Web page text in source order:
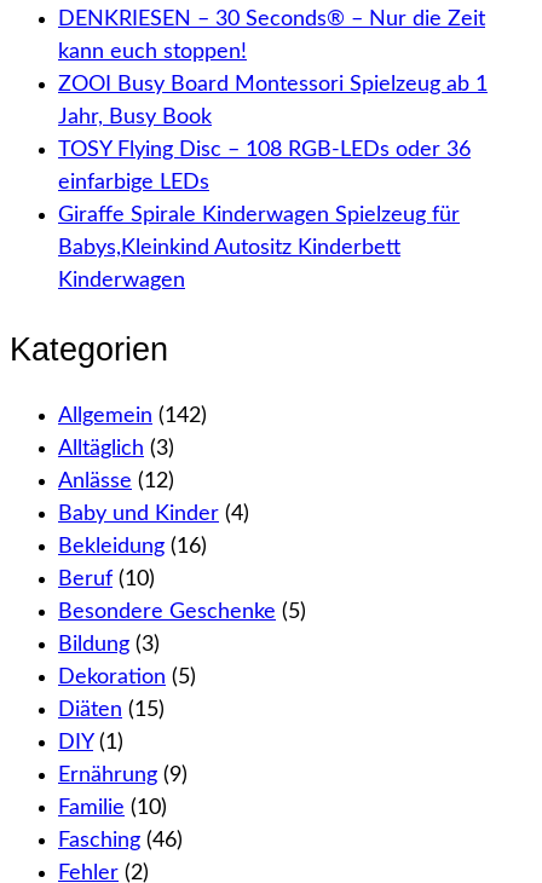
DENKRIESEN – 30 Seconds® – Nur die Zeit
kann euch stoppen!
ZOOI Busy Board Montessori Spielzeug ab 1
Jahr, Busy Book
TOSY Flying Disc – 108 RGB-LEDs oder 36
einfarbige LEDs
Giraffe Spirale Kinderwagen Spielzeug für
Babys,Kleinkind Autositz Kinderbett
Kinderwagen
Kategorien
Allgemein (142)
Alltäglich (3)
Anlässe (12)
Baby und Kinder (4)
Bekleidung (16)
Beruf (10)
Besondere Geschenke (5)
Bildung (3)
Dekoration (5)
Diäten (15)
DIY(1)
Ernährung (9)
Familie (10)
Fasching (46)
Fehler (2)